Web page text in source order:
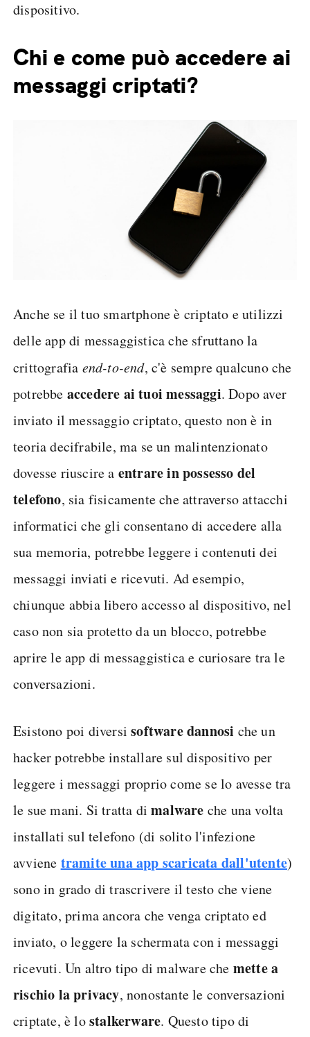
dispositivo.
Chi e come può accedere ai
messaggi criptati?
Anche se il tuo smartphone è criptato e utilizzi
delle app di messaggistica che sfruttano la
crittografia end-to-end, c'è sempre qualcuno che
potrebbe accedere ai tuoi messaggi. Dopo aver
inviato il messaggio criptato, questo non è in
teoria decifrabile, ma se un malintenzionato
dovesse riuscire a entrare in possesso del
telefono, sia fisicamente che attraverso attacchi
informatici che gli consentano di accedere alla
sua memoria, potrebbe leggere i contenuti dei
messaggi inviati e ricevuti. Ad esempio,
chiunque abbia libero accesso al dispositivo, nel
caso non sia protetto da un blocco, potrebbe
aprire le app di messaggistica e curiosare tra le
conversazioni.
Esistono poi diversisoftware dannosi che un
hacker potrebbe installare sul dispositivo per
leggere i messaggi proprio come se lo avesse tra
le sue mani. Si tratta dimalware che una volta
installati sul telefono (di solito l'infezione
avviene tramite una app scaricata dall'utente)
sono in grado di trascrivere il testo che viene
digitato, prima ancora che venga criptato ed
inviato, o leggere la schermata con i messaggi
ricevuti. Un altro tipo di malware che mette a
rischio la privacy, nonostante le conversazioni
criptate, è lostalkerware. Questo tipo di